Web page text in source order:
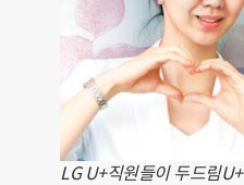
LG U+직원들이 두드림